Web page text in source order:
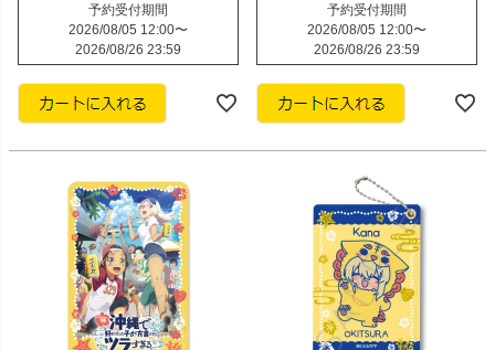
予約受付期間
2026/08/05 12:00〜
2026/08/26 23:59
予約受付期間
2026/08/05 12:00〜
2026/08/26 23:59